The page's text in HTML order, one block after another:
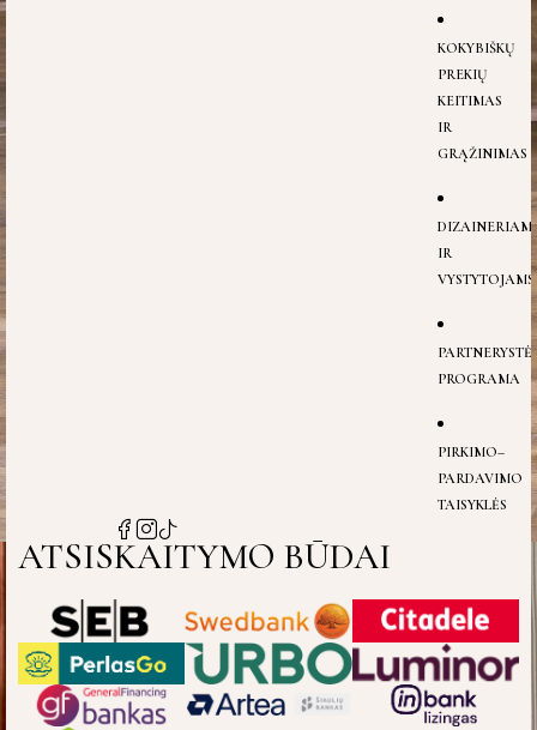
KOKYBIŠKŲ
PREKIŲ
KEITIMAS
IR
GRĄŽINIMAS
IR
VYSTYTOJAMS
PROGRAMA
PIRKIMO–
PARDAVIMO
TAISYKLĖS
ATSISKAITYMO BŪDAI